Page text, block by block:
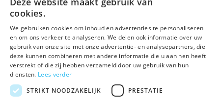
Schijf je nu in voor de nieuwsbrief
Abonneer
cookies.
We gebruiken cookies om inhoud en advertenties te personaliseren
en om ons verkeer te analyseren. We delen ook informatie over uw
gebruik van onze site met onze advertentie- en analysepartners, die
deze kunnen combineren met andere informatie die u aan hen heeft
verstrekt of die zij hebben verzameld door uw gebruik van hun
diensten. Lees verder
STRIKT NOODZAKELIJK
PRESTATIE